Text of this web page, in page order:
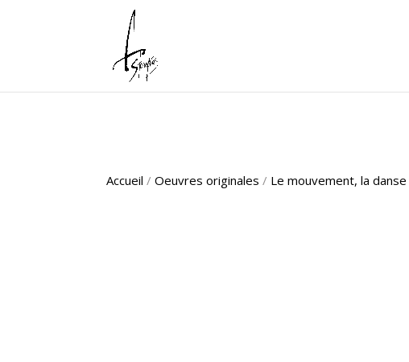
Accueil / Oeuvres originales / Le mouvement, la danse